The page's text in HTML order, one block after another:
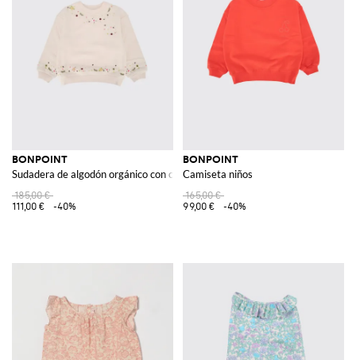
BONPOINT
Sudadera de algodón orgánico con cuello redondo
185,00 €
111,00 €
-40%
BONPOINT
Camiseta niños
165,00 €
99,00 €
-40%